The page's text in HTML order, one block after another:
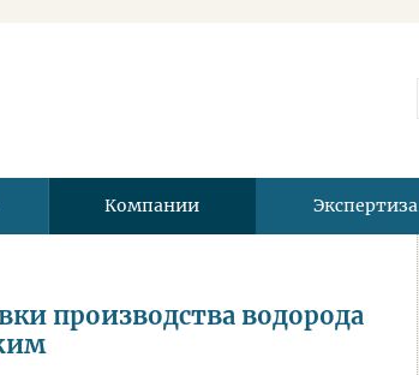
Компании Экспертиза
производства водорода